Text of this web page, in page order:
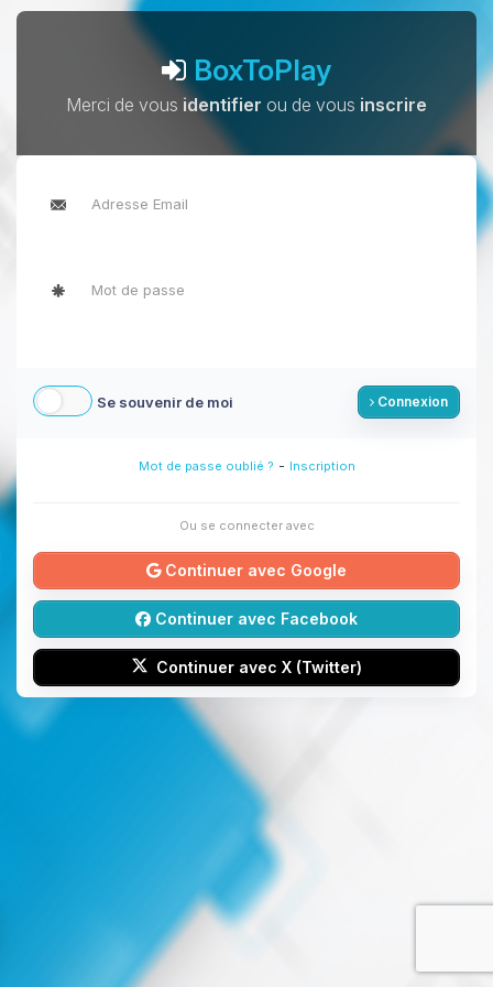
BoxToPlay
Merci de vous identifier ou de vous inscrire
Se souvenir de moi Connexion
Mot de passe oublié ? - Inscription
Ou se connecter avec
Continuer avec Google
Continuer avec Facebook
Continuer avec X (Twitter)